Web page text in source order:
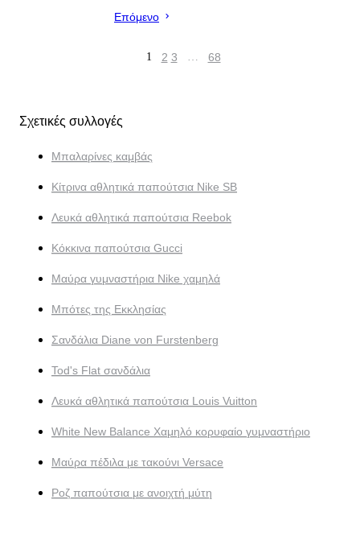
Επόμενο
1 2 3 … 68
Σχετικές συλλογές
Μπαλαρίνες καμβάς
Κίτρινα αθλητικά παπούτσια Nike SB
Λευκά αθλητικά παπούτσια Reebok
Κόκκινα παπούτσια Gucci
Μαύρα γυμναστήρια Nike χαμηλά
Μπότες της Εκκλησίας
Σανδάλια Diane von Furstenberg
Tod's Flat σανδάλια
Λευκά αθλητικά παπούτσια Louis Vuitton
White New Balance Χαμηλό κορυφαίο γυμναστήριο
Μαύρα πέδιλα με τακούνι Versace
Ροζ παπούτσια με ανοιχτή μύτη